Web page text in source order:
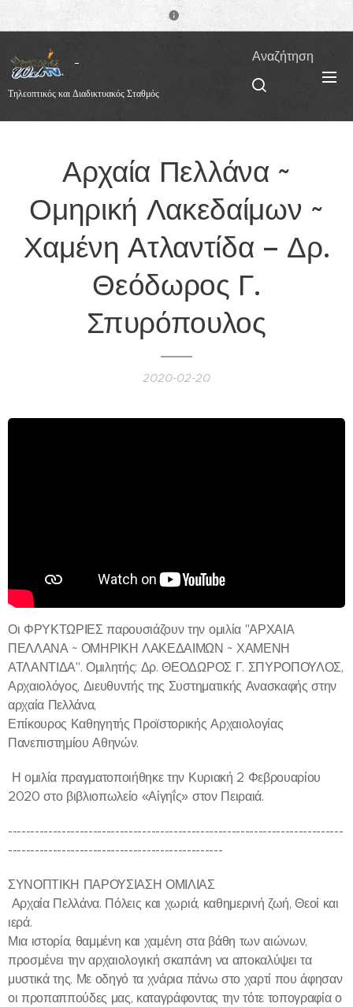
Τηλεοπτικός και Διαδικτυακός Σταθμός
Αναζήτηση
Αρχαία Πελλάνα ~
Ομηρική Λακεδαίμων ~
Χαμένη Ατλαντίδα – Δρ.
Θεόδωρος Γ.
Σπυρόπουλος
2020-02-20
Οι ΦΡΥΚΤΩΡΙΕΣ παρουσιάζουν την ομιλία "ΑΡΧΑΙΑ
ΠΕΛΛΑΝΑ ~ ΟΜΗΡΙΚΗ ΛΑΚΕΔΑΙΜΩΝ ~ ΧΑΜΕΝΗ
ΑΤΛΑΝΤΙΔΑ". Ομιλητής: Δρ. ΘΕΟΔΩΡΟΣ Γ. ΣΠΥΡΟΠΟΥΛΟΣ,
Αρχαιολόγος, Διευθυντής της Συστηματικής Ανασκαφής στην
αρχαία Πελλάνα,
Επίκουρος Καθηγητής Προϊστορικής Αρχαιολογίας
Πανεπιστημίου Αθηνών.
Η ομιλία πραγματοποιήθηκε την Κυριακή 2 Φεβρουαρίου
2020 στο βιβλιοπωλείο «Αἰγηΐς» στον Πειραιά.
---------------------------------------------------------------------------
------------------------------------------------
ΣΥΝΟΠΤΙΚΗ ΠΑΡΟΥΣΙΑΣΗ ΟΜΙΛΙΑΣ
Αρχαία Πελλάνα. Πόλεις και χωριά, καθημερινή ζωή, Θεοί και
ιερά.
Μια ιστορία, θαμμένη και χαμένη στα βάθη των αιώνων,
προσμένει την αρχαιολογική σκαπάνη να αποκαλύψει τα
μυστικά της. Με οδηγό τα χνάρια πάνω στο χαρτί που άφησαν
οι προπαππούδες μας, καταγράφοντας την τότε τοπογραφία ο